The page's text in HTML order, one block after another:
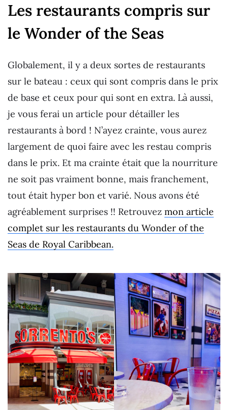
Les restaurants compris sur
le Wonder of the Seas
Globalement, il y a deux sortes de restaurants
sur le bateau : ceux qui sont compris dans le prix
de base et ceux pour qui sont en extra. Là aussi,
je vous ferai un article pour détailler les
restaurants à bord ! N’ayez crainte, vous aurez
largement de quoi faire avec les restau compris
dans le prix. Et ma crainte était que la nourriture
ne soit pas vraiment bonne, mais franchement,
tout était hyper bon et varié. Nous avons été
agréablement surprises !! Retrouvez mon article
complet sur les restaurants du Wonder of the
Seas de Royal Caribbean.